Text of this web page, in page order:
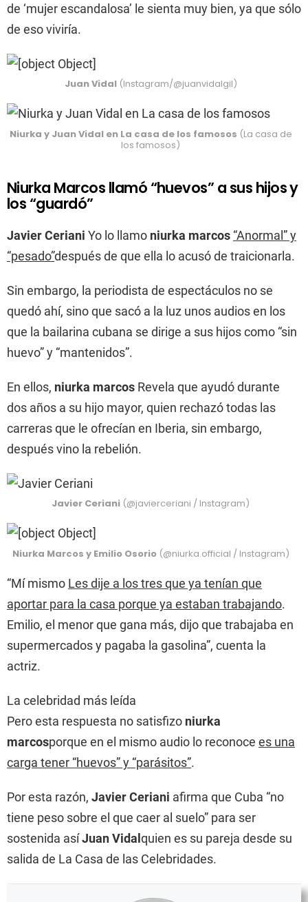
de ‘mujer escandalosa’ le sienta muy bien, ya que sólo
de eso viviría.
Juan Vidal(Instagram/@juanvidalgil)
Niurka y Juan Vidal en La casa de los famosos (La casa de
los famosos)
Niurka Marcos llamó “huevos” a sus hijos y
los “guardó”
Javier Ceriani Yo lo llamo niurka marcos “Anormal” y
“pesado”después de que ella lo acusó de traicionarla.
Sin embargo, la periodista de espectáculos no se
quedó ahí, sino que sacó a la luz unos audios en los
que la bailarina cubana se dirige a sus hijos como “sin
huevo” y “mantenidos”.
En ellos, niurka marcos Revela que ayudó durante
dos años a su hijo mayor, quien rechazó todas las
carreras que le ofrecían en Iberia, sin embargo,
después vino la rebelión.
Javier Ceriani (@javierceriani / Instagram)
Niurka Marcos y Emilio Osorio(@niurka.official / Instagram)
“Mí mismo Les dije a los tres que ya tenían que
aportar para la casa porque ya estaban trabajando.
Emilio, el menor que gana más, dijo que trabajaba en
supermercados y pagaba la gasolina”, cuenta la
actriz.
La celebridad más leída
Pero esta respuesta no satisfizo niurka
marcosporque en el mismo audio lo reconoce es una
carga tener “huevos” y “parásitos”.
Por esta razón, Javier Ceriani afirma que Cuba “no
tiene peso sobre el que caer al suelo” para ser
sostenida asíJuan Vidalquien es su pareja desde su
salida de La Casa de las Celebridades.